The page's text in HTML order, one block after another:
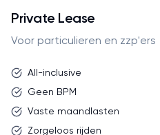
Private Lease
Voor particulieren en zzp'ers
All-inclusive
Geen BPM
Vaste maandlasten
Zorgeloos rijden